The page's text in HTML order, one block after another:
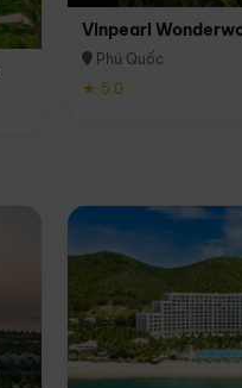
Vinpearl
Phú Quốc
★ 5.0